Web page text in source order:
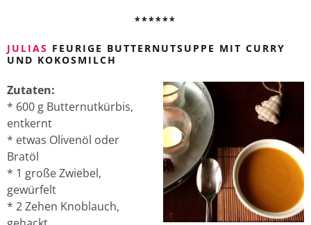
******
JULIAS FEURIGE BUTTERNUTSUPPE MIT CURRY
UND KOKOSMILCH
Zutaten:
* 600 g Butternutkürbis,
entkernt
* etwas Olivenöl oder
Bratöl
* 1 große Zwiebel,
gewürfelt
* 2 Zehen Knoblauch,